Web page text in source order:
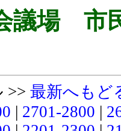
議場 市
>> 最新へもど
| 2701-2800 |